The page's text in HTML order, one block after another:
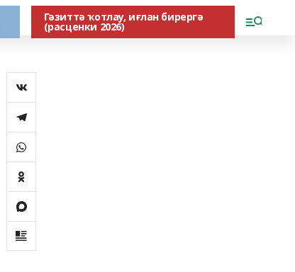
Гәзиттә ҡотлау, иғлан бирергә
(расценки 2026)